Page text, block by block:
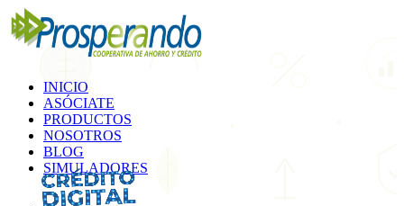
INICIO
ASÓCIATE
PRODUCTOS
NOSOTROS
BLOG
SIMULADORES